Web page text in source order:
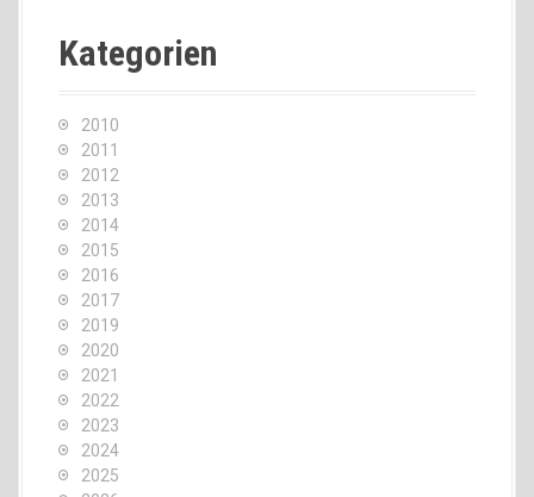
Kategorien
2010
2011
2012
2013
2014
2015
2016
2017
2019
2020
2021
2022
2023
2024
2025